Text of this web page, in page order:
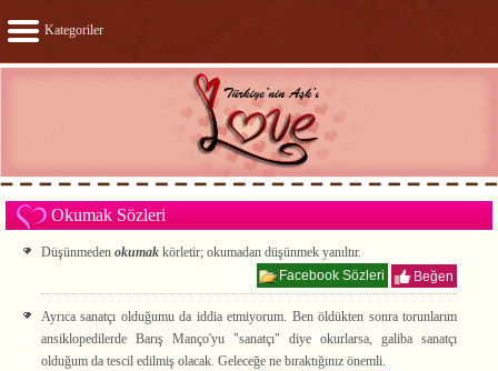
Kategoriler
Okumak Sözleri
Düşünmeden okumak körletir; okumadan düşünmek yanıltır.
Facebook Sözleri
Beğen
Ayrıca sanatçı olduğumu da iddia etmiyorum. Ben öldükten sonra torunlarım
ansiklopedilerde Barış Manço'yu "sanatçı" diye okurlarsa, galiba sanatçı
olduğum da tescil edilmiş olacak. Geleceğe ne bıraktığınız önemli.